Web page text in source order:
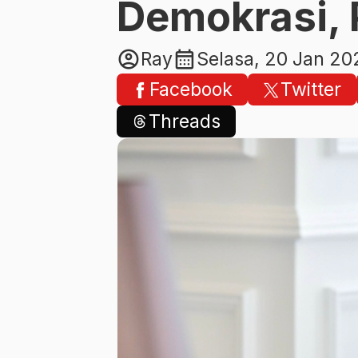
Demokrasi,
account_circleRaycalendar_monthSelasa, 20 Jan
Facebook
Twitter
Threads